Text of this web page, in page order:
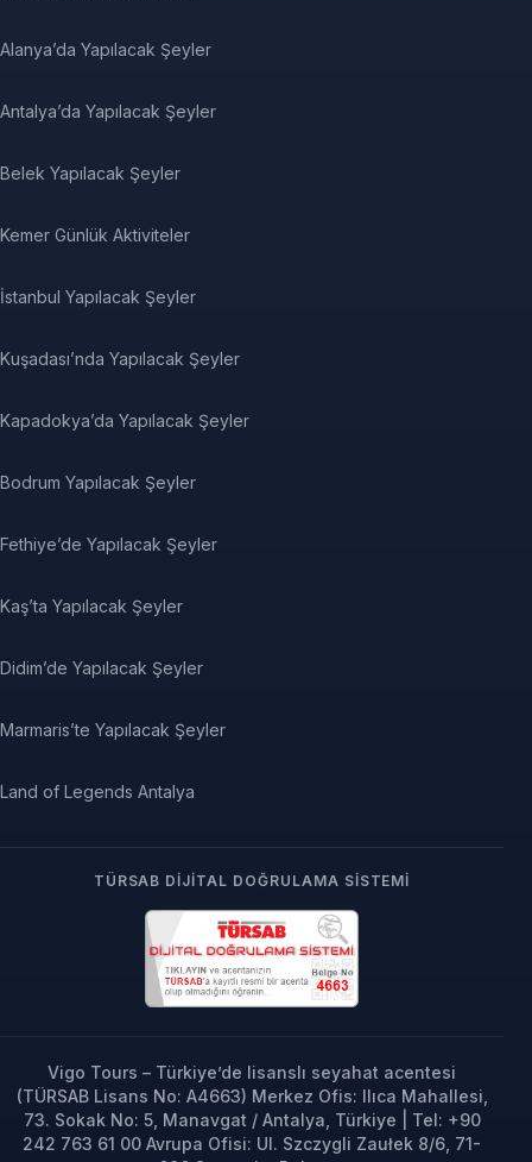
Alanya’da Yapılacak Şeyler
Antalya’da Yapılacak Şeyler
Belek Yapılacak Şeyler
Kemer Günlük Aktiviteler
İstanbul Yapılacak Şeyler
Kuşadası’nda Yapılacak Şeyler
Kapadokya’da Yapılacak Şeyler
Bodrum Yapılacak Şeyler
Fethiye’de Yapılacak Şeyler
Kaş’ta Yapılacak Şeyler
Didim’de Yapılacak Şeyler
Marmaris’te Yapılacak Şeyler
Land of Legends Antalya
TÜRSAB DIJITAL DOĞRULAMA SISTEMI
Vigo Tours – Türkiye’de lisanslı seyahat acentesi
(TÜRSAB Lisans No: A4663) Merkez Ofis: Ilıca Mahallesi,
73. Sokak No: 5, Manavgat / Antalya, Türkiye | Tel: +90
242 763 61 00 Avrupa Ofisi: Ul. Szczygli Zaułek 8/6, 71-